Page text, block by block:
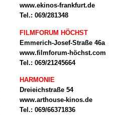
www.ekinos-frankfurt.de
Tel.: 069/281348
FILMFORUM HÖCHST
Emmerich-Josef-Straße 46a
www.filmforum-höchst.com
Tel.: 069/21245664
HARMONIE
Dreieichstraße 54
www.arthouse-kinos.de
Tel.: 069/66371836